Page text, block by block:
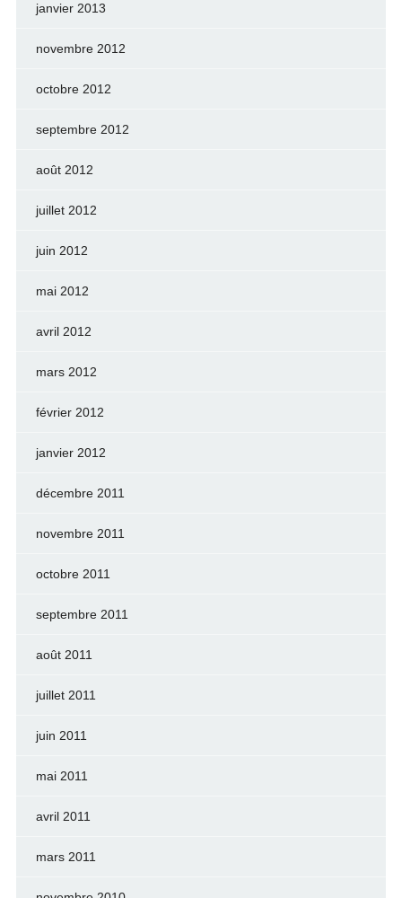
janvier 2013
novembre 2012
octobre 2012
septembre 2012
août 2012
juillet 2012
juin 2012
mai 2012
avril 2012
mars 2012
février 2012
janvier 2012
décembre 2011
novembre 2011
octobre 2011
septembre 2011
août 2011
juillet 2011
juin 2011
mai 2011
avril 2011
mars 2011